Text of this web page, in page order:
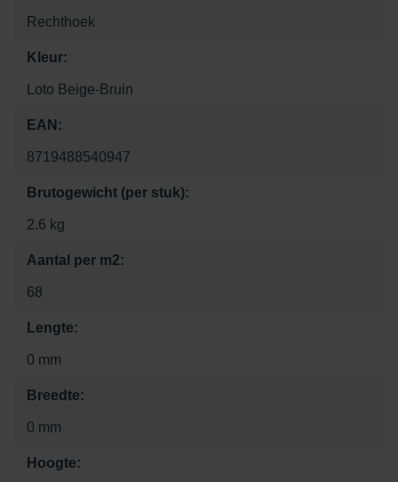
Rechthoek
Kleur:
Loto Beige-Bruin
EAN:
8719488540947
Brutogewicht (per stuk):
2.6 kg
Aantal per m2:
68
Lengte:
0 mm
Breedte:
0 mm
Hoogte: